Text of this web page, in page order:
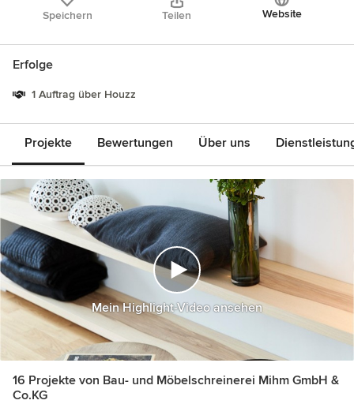
Speichern Teilen Website
Erfolge
1 Auftrag über Houzz
Projekte Bewertungen Über uns
Mein Highlight-Video ansehen
16 Projekte von Bau- und Möbelschreinerei Mihm GmbH &
Co.KG